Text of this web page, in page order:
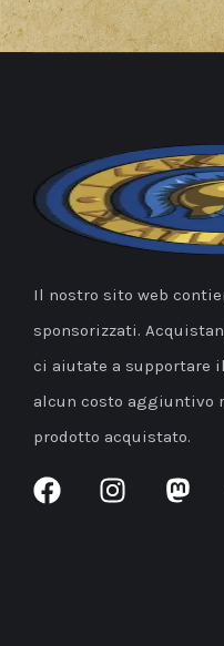
Il nostro sito web
sponsorizzati.
ci aiutate a supportare
alcun costo aggiuntivo
prodotto acquistato.